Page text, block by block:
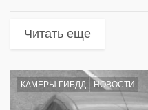
Читать еще
КАМЕРЫ ГИБДД НОВОСТИ